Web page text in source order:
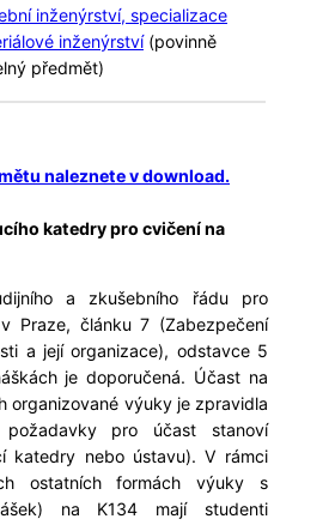
inženýrství, specializace
inženýrství(povinně
předmět)
naleznete v download.
katedry pro cvičení na
a zkušebního řádu pro
Praze, článku 7 (Zabezpečení
a její organizace), odstavce 5
je doporučená. Účast na
organizované výuky je zpravidla
požadavky pro účast stanoví
katedry nebo ústavu). V rámci
ostatních formách výuky s
na K134 mají studenti